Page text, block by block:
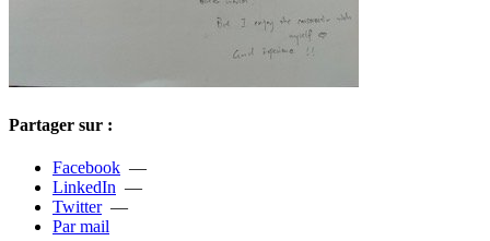
Partager sur :
Facebook —
LinkedIn —
Twitter—
Par mail